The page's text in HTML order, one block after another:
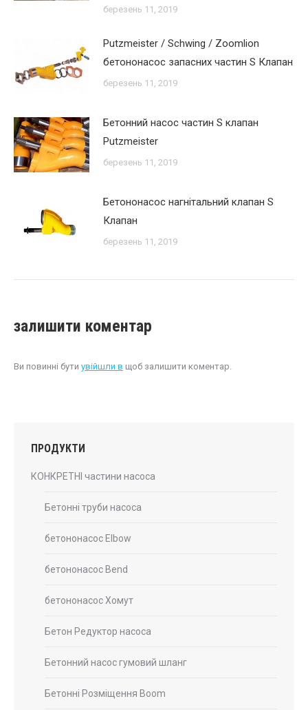
березень 11, 2019
Putzmeister / Schwing / Zoomlion
бетононасос запасних частин S Клапан
березень 11, 2019
Бетонний насос частин S клапан
Putzmeister
березень 11, 2019
Бетононасос нагнітальний клапан S
Клапан
березень 11, 2019
залишити коментар
Ви повинні бути увійшли в щоб залишити коментар.
ПРОДУКТИ
КОНКРЕТНІ частини насоса
Бетонні труби насоса
бетононасос Elbow
бетононасос Bend
бетононасос Хомут
Бетон Редуктор насоса
Бетонний насос гумовий шланг
Бетонні Розміщення Boom